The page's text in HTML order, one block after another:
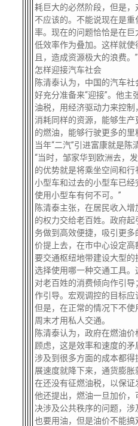
耗巨大的必然阶段，但是
不应该的。不能说现在是
率。现在的问题恰恰是在
低效率作为叠加。这样就
且，造成资源极大的浪费。”
怎样迎接汽车社会
陈清泰认为，中国的汽车
好充分准备来“迎接”。他
油税，用经济驱动力来控制
消耗同样的资源，能够生
的燃油，能够行驶更多的里
当年“二汽”引进富康就是陈
“当时，邹家华到欧洲去，
的优势就是将乘坐空间和
小型车和过去的小型车已
使用小型车有何不可。”
陈清泰主张，在居民收入
的权力交给老百姓。政府
务做到高效便捷，吸引更
价提上去，在市中心设定
要交通枢纽地带建设大型
选择使用哪一种交通工具
对老百姓的消费倾向作引导
作引导。宏观调控的目标应
但是，在正常的情况下不使
周末才用私人交通。
陈清泰认为，政府在燃油
顾虑，这是效率和速度的矛
涉及到很多方面的成本都
展速度就降下来，通货膨
在还没有征燃油税，以保证
他还提出，燃油一旦加价
决涉及公共秩序的问题，
也要用油，但是油价不能搞